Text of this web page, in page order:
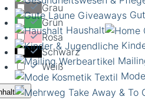
Haushalt
Grau
Grün
Rosa
Schwarz
Weiß